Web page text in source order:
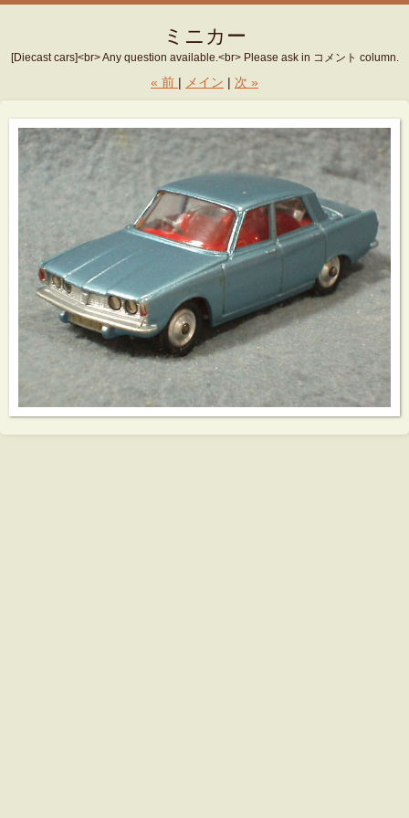
ミニカー
[Diecast cars]<br> Any question available.<br> Please ask in コメント column.
« 前 メイン 次 »